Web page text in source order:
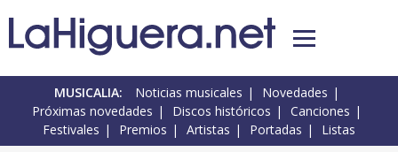
MUSICALIA: Noticias musicales
Novedades
Próximas novedades
Discos históricos
Canciones
Festivales
Premios Artistas Portadas Listas